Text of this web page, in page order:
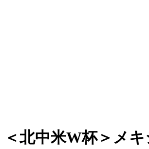
＜北中米W杯＞メ